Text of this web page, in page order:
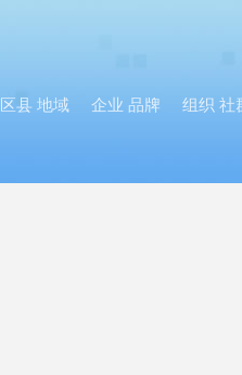
区县 地域 企业 品牌 组织 社